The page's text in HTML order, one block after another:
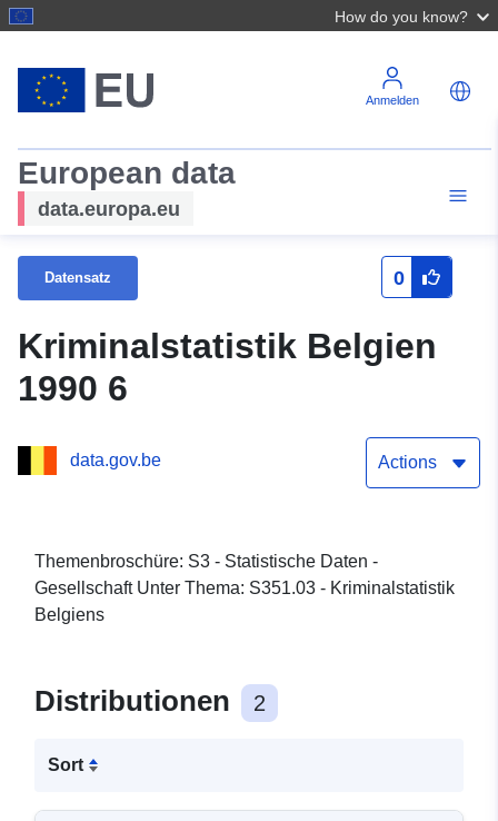
How do you know?
Anmelden
European data
data.europa.eu
Datensatz 0
Kriminalstatistik Belgien
1990 6
data.gov.be Actions
Themenbroschüre: S3 - Statistische Daten -
Gesellschaft Unter Thema: S351.03 - Kriminalstatistik
Belgiens
Distributionen 2
Sort